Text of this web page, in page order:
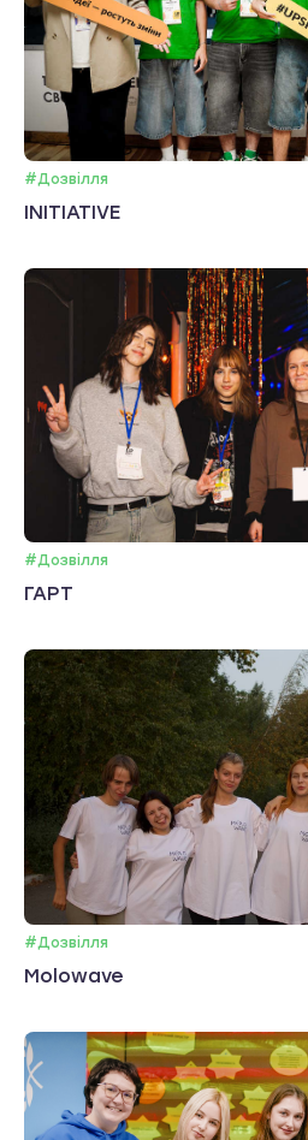
#Дозвілля
INITIATIVE
#Дозвілля
ГАРТ
#Дозвілля
Molowave